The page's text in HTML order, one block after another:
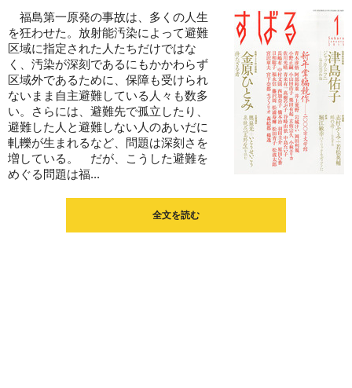
福島第一原発の事故は、多くの人生
を狂わせた。放射能汚染によって避難
区域に指定された人たちだけではな
く、汚染が深刻であるにもかかわらず
区域外であるために、保障も受けられ
ないまま自主避難している人々も数多
い。さらには、避難先で孤立したり、
避難した人と避難しない人のあいだに
軋轢が生まれるなど、問題は深刻さを
増している。 だが、こうした避難を
めぐる問題は福...
全文を読む